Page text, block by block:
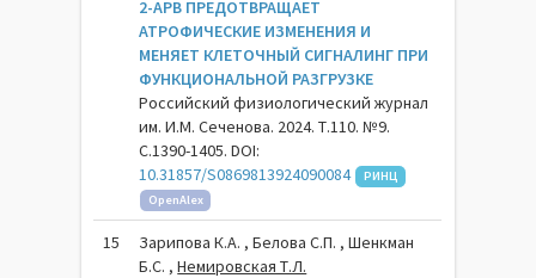
2-APB ПРЕДОТВРАЩАЕТ
АТРОФИЧЕСКИЕ ИЗМЕНЕНИЯ И
МЕНЯЕТ КЛЕТОЧНЫЙ СИГНАЛИНГ ПРИ
ФУНКЦИОНАЛЬНОЙ РАЗГРУЗКЕ
Российский физиологический журнал
им. И.М. Сеченова. 2024. Т.110. №9.
С.1390-1405. DOI:
10.31857/S0869813924090084
РИНЦ
OpenAlex
15
Зарипова К.А. , Белова С.П. , Шенкман
Б.С. ,Немировская Т.Л.